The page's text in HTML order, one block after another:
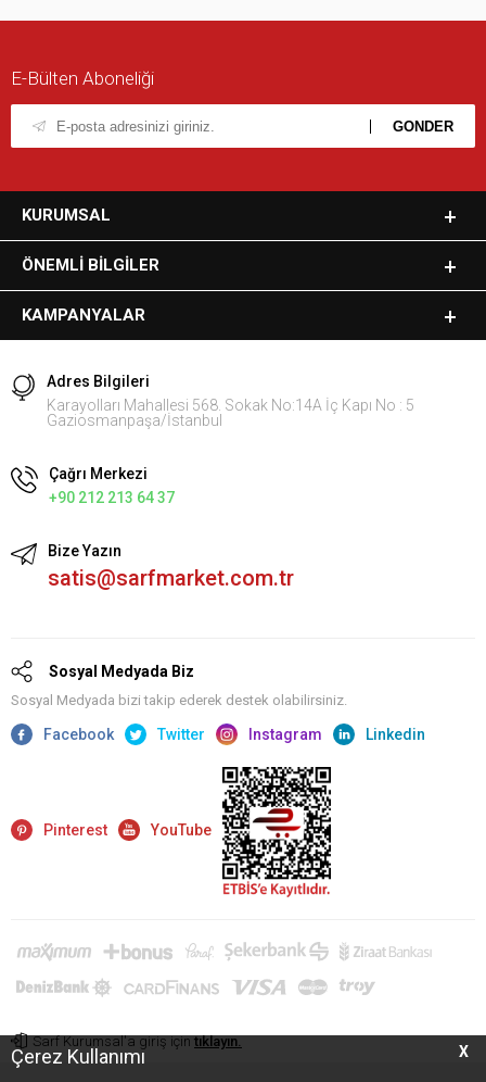
X
Çerez Kullanımı
E-Bülten Aboneliği
KURUMSAL
ÖNEMLI BILGILER
KAMPANYALAR
Adres Bilgileri
Karayolları Mahallesi 568. Sokak No:14A İç Kapı No : 5
Gaziosmanpaşa/İstanbul
Çağrı Merkezi
+90 212 213 64 37
Bize Yazın
satis@sarfmarket.com.tr
Sosyal Medyada Biz
Sosyal Medyada bizi takip ederek destek olabilirsiniz.
Facebook Twitter Instagram Linkedin
Pinterest YouTube
Sarf Kurumsal'a giriş için tıklayın.